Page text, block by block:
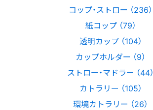
コップ・ストロー （236）
紙コップ （79）
透明カップ （104）
カップホルダー （9）
ストロー・マドラー （44）
カトラリー （105）
環境カトラリー （26）